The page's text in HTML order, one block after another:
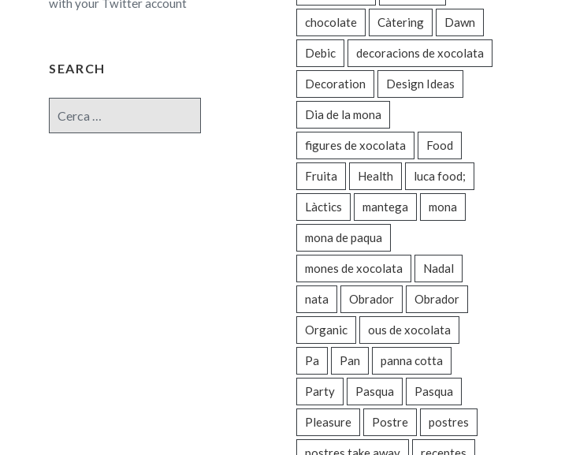
with your Twitter account
chocolate Càtering Dawn
Debic decoracions de xocolata
Decoration Design Ideas
Dia de la mona
figures de xocolata Food
Fruita Health luca food;
Làctics mantega mona
mona de paqua
mones de xocolata Nadal
nata Obrador Obrador
Organic ous de xocolata
Pa Pan panna cotta
Party Pasqua Pasqua
Pleasure Postre postres
SEARCH